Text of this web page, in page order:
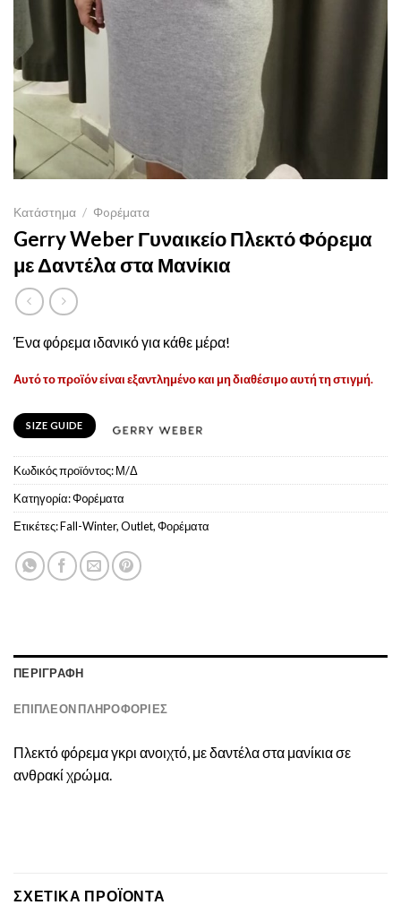
Κατάστημα / Φoρέματα
Gerry Weber Γυναικείο Πλεκτό Φόρεμα
με Δαντέλα στα Μανίκια
Ένα φόρεμα ιδανικό για κάθε μέρα!
Αυτό το προϊόν είναι εξαντλημένο και μη διαθέσιμο αυτή τη στιγμή.
SIZE GUIDE
Κωδικός προϊόντος:Μ/Δ
Κατηγορία:Φoρέματα
Ετικέτες:Fall-Winter,Outlet,Φορέματα
ΠΕΡΙΓΡΑΦΉ
ΕΠΙΠΛΈΟΝ ΠΛΗΡΟΦΟΡΊΕΣ
Πλεκτό φόρεμα γκρι ανοιχτό, με δαντέλα στα μανίκια σε
ανθρακί χρώμα.
ΣΧΕΤΙΚΆ ΠΡΟΪΌΝΤΑ